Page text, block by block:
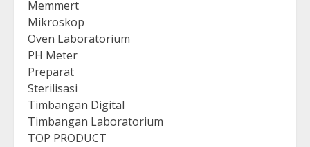
Memmert
Mikroskop
Oven Laboratorium
PH Meter
Preparat
Sterilisasi
Timbangan Digital
Timbangan Laboratorium
TOP PRODUCT